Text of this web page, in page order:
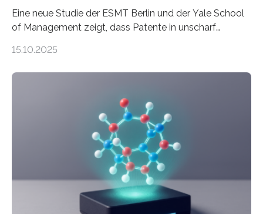
Eine neue Studie der ESMT Berlin und der Yale School
of Management zeigt, dass Patente in unscharf
häufiger zu bahnbrechenden Innovationen führen und
Erfindungen entstehen besonders dann, wenn
Wissenskategorien verschwimmen. Das zeigt neue
Forschung von Gianluca Carnabuci, Professor of
Organizational Behavior an der ESMT Berlin, und
Balázs Kovács, Professor an der Yale School of
Management. Die Forscher kommen zu dem Schluss,
dass Patente…
15.10.2025